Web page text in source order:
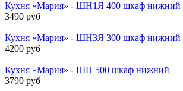
Кухня «Мария» - ШН1Я 400 шкаф нижний
3490 руб
Кухня «Мария» - ШН3Я 300 шкаф нижний
4200 руб
Кухня «Мария» - ШН 500 шкаф нижний
3790 руб